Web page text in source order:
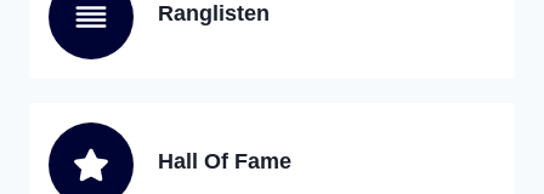
Ranglisten
Hall Of Fame